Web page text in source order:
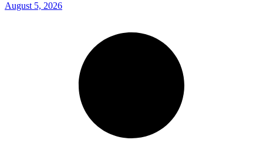
August 5, 2026